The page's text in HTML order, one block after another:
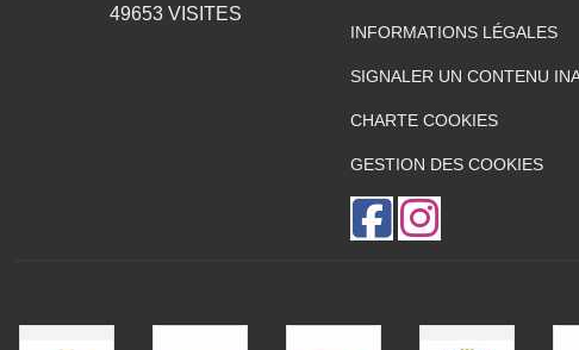
49653VISITES
INFORMATIONS LÉGALES
SIGNALER UN CONTENU
CHARTE COOKIES
GESTION DES COOKIES